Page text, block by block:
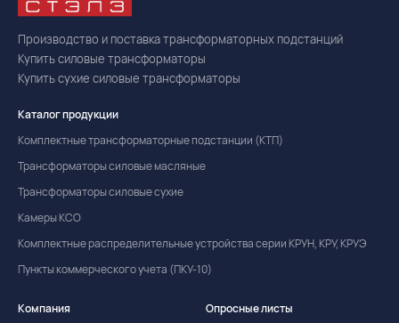
Производство и поставка трансформаторных подстанций
Купить силовые трансформаторы
Купить сухие силовые трансформаторы
Каталог продукции
Комплектные трансформаторные подстанции (КТП)
Трансформаторы силовые масляные
Трансформаторы силовые сухие
Камеры КСО
Комплектные распределительные устройства серии КРУН, КРУ, КРУЭ
Пункты коммерческого учета (ПКУ-10)
Компания Опросные листы